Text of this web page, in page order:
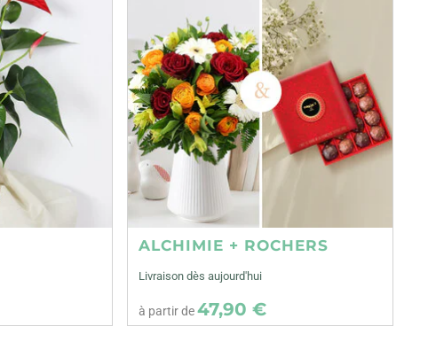
ALCHIMIE + ROCHERS
Livraison dès aujourd'hui
à partir de47,90 €